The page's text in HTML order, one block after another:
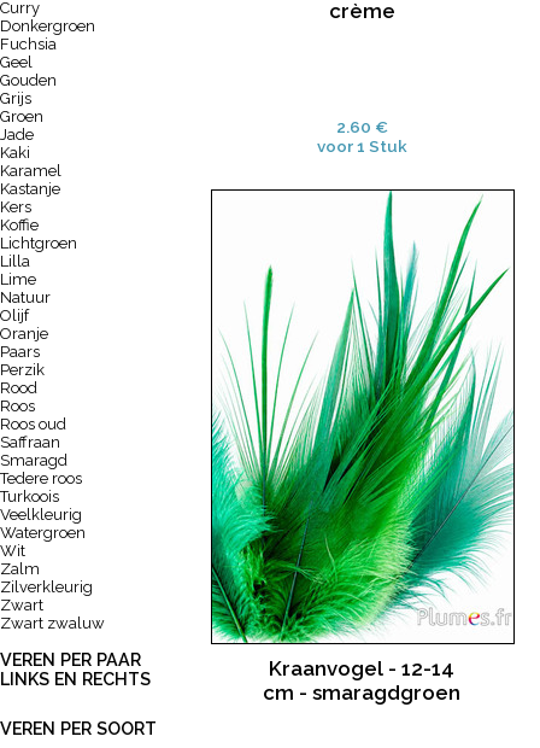
Curry
Donkergroen
Fuchsia
Geel
Gouden
Grijs
Groen
Jade
Kaki
Karamel
Kastanje
Kers
Koffie
Lichtgroen
Lilla
Lime
Natuur
Olijf
Oranje
Paars
Perzik
Rood
Roos
Roos oud
Saffraan
Smaragd
Tedere roos
Turkoois
Veelkleurig
Watergroen
Wit
Zalm
Zilverkleurig
Zwart
Zwart zwaluw
VEREN PER PAAR
LINKS EN RECHTS
VEREN PER SOORT
crème
2.60 €
voor 1 Stuk
Kraanvogel - 12-14
cm - smaragdgroen